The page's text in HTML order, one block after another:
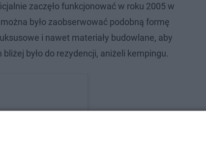
zaczęło funkcjonować w roku 2005 w
było zaobserwować podobną formę
i nawet materiały budowlane, aby
bliżej było do rezydencji, aniżeli kempingu.